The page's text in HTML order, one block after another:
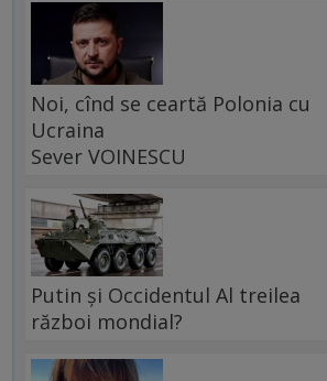
Noi, cînd se ceartă Polonia cu
Ucraina
Sever VOINESCU
Putin și Occidentul Al treilea
război mondial?